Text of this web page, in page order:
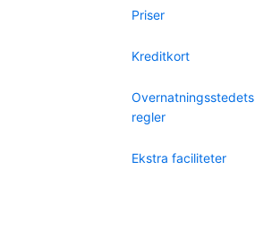
Priser
Kreditkort
Overnatningsstedets
regler
Ekstra faciliteter